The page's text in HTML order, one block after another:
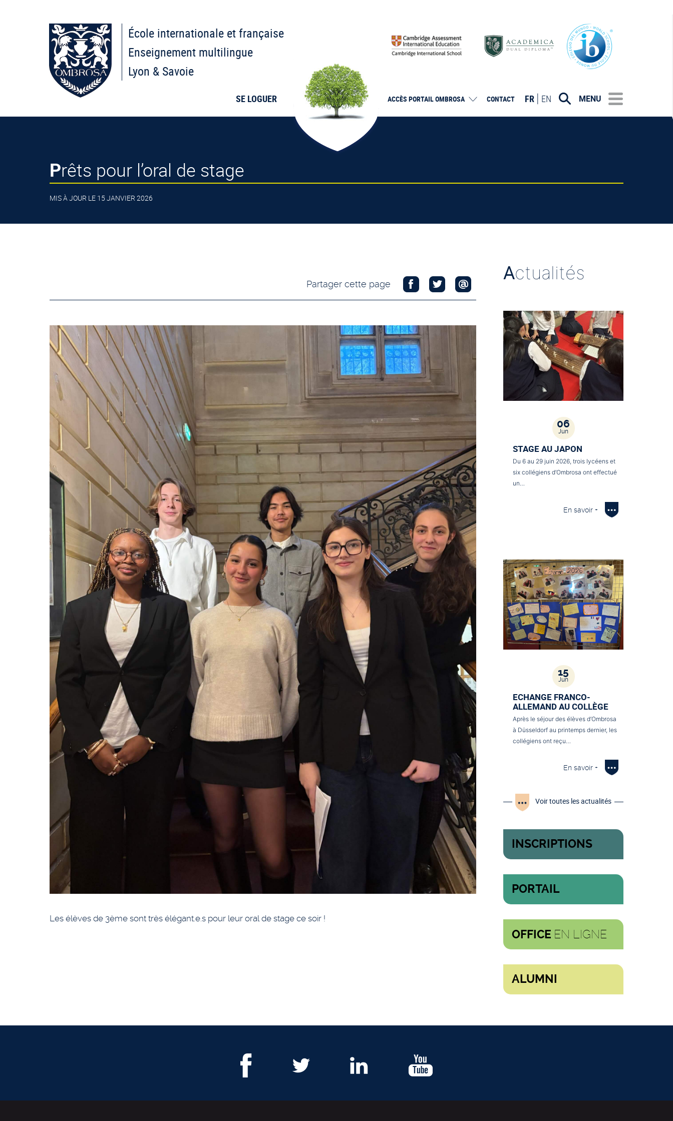
École internationale et française
Enseignement multilingue
Lyon & Savoie
SE LOGUER ACCÈS PORTAILOMBROSA CONTACT FR EN MENU
Prêts pour l’oral de stage
MIS À JOUR LE 15 JANVIER 2026
Partager cette page
Les élèves de 3ème sont très élégant.e.s pour leur oral de stage ce soir !
Actualités
06
Jun
STAGE AU JAPON
Du 6 au 29 juin 2026, trois lycéens et
six collégiens d’Ombrosa ont effectué
un…
En savoir +
15
Jun
ECHANGE FRANCO-
ALLEMAND AU COLLÈGE
Après le séjour des élèves d’Ombrosa
à Düsseldorf au printemps dernier, les
collégiens ont reçu…
En savoir +
Voir toutes les actualités
INSCRIPTIONS
PORTAIL
OFFICE EN LIGNE
ALUMNI